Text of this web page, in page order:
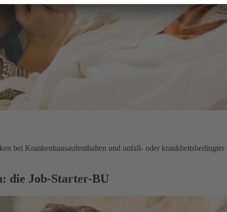
bei Krankenhausaufenthalten und unfall- oder
die Job-Starter-BU